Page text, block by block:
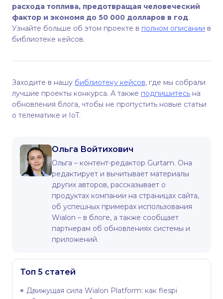
расхода топлива, предотвращая человеческий
фактор и экономя до 50 000 долларов в год.
Узнайте больше об этом проекте в полном описании в
библиотеке кейсов.
Заходите в нашу библиотеку кейсов, где мы собрали
лучшие проекты конкурса. А также подпишитесь на
обновления блога, чтобы не пропустить новые статьи
о телематике и IoT.
Ольга Войтихович
Ольга – контент-редактор Gurtam. Она
редактирует и вычитывает материалы
других авторов, рассказывает о
продуктах компании на страницах сайта,
об успешных примерах использования
Wialon – в блоге, а также сообщает
партнерам об обновлениях системы и
приложений.
Топ 5 статей
Движущая сила Wialon Platform: как flespi